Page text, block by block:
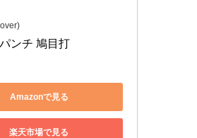
ンチ 鳩目打
Amazonで見る
楽天市場で見る